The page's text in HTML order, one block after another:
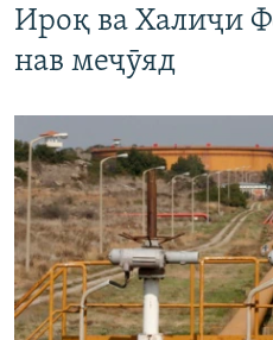
Ироқ ва Халиҷи
нав меҷӯяд